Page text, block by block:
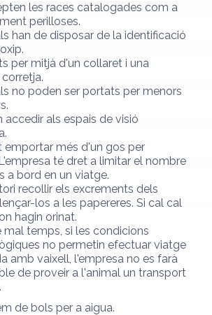
les races catalogades com a
perilloses.
han de disposar de la identificació
per mitjà d'un collaret i una
no poden ser portats per menors
accedir als espais de visió
emportar més d'un gos per
té dret a limitar el nombre
a bord en un viatge.
recollir els excrements dels
los a les papereres. Si cal cal
hagin orinat.
mal temps, si les condicions
no permetin efectuar viatge
amb vaixell, l'empresa no es farà
de proveir a l'animal un transport
de bols per a aigua.